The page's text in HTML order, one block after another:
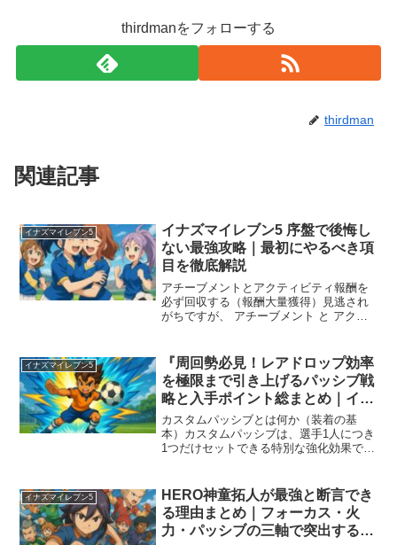
thirdmanをフォローする
thirdman
関連記事
イナズマイレブン5
イナズマイレブン5 序盤で後悔し
ない最強攻略｜最初にやるべき項
目を徹底解説
アチーブメントとアクティビティ報酬を
必ず回収する（報酬大量獲得）見逃され
がちですが、 アチーブメント と アクテ
素材・装備など豊富なアイテムが獲得で
きます。アチーブメ...
イナズマイレブン5
『周回勢必見！レアドロップ効率
を極限まで引き上げるパッシブ戦
略と入手ポイント総まとめ｜イナ
ズマイレブン5攻略』
カスタムパッシブとは何か（装着の基
本）カスタムパッシブは、選手1人につき
1つだけセットできる特別な強化効果で、
の効果であり、序盤から確保すると後の
育成効率が大...
イナズマイレブン5
HERO神童拓人が最強と断言でき
る理由まとめ｜フォーカス・火
力・パッシブの三軸で突出する万